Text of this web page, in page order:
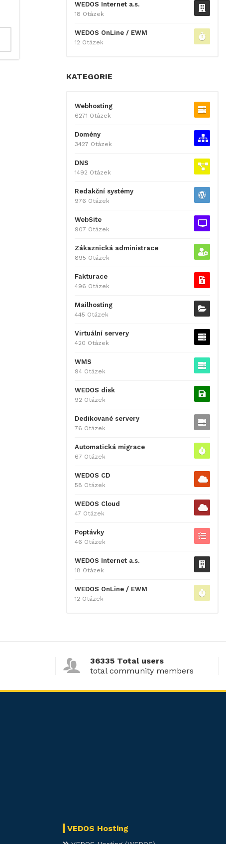
WEDOS Internet a.s.
18 Otázek
WEDOS OnLine / EWM
12 Otázek
KATEGORIE
Webhosting
6271 Otázek
Domény
3427 Otázek
DNS
1492 Otázek
Redakční systémy
976 Otázek
WebSite
907 Otázek
Zákaznická administrace
895 Otázek
Fakturace
496 Otázek
Mailhosting
445 Otázek
Virtuální servery
420 Otázek
WMS
94 Otázek
WEDOS disk
92 Otázek
Dedikované servery
76 Otázek
Automatická migrace
67 Otázek
WEDOS CD
58 Otázek
WEDOS Cloud
47 Otázek
Poptávky
46 Otázek
WEDOS Internet a.s.
18 Otázek
WEDOS OnLine / EWM
12 Otázek
36335 Total users
total community members
VEDOS Hosting